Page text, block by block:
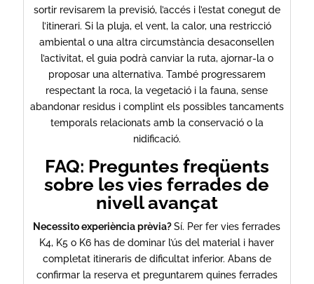
sortir revisarem la previsió, l’accés i l’estat conegut de
l’itinerari. Si la pluja, el vent, la calor, una restricció
ambiental o una altra circumstància desaconsellen
l’activitat, el guia podrà canviar la ruta, ajornar-la o
proposar una alternativa. També progressarem
respectant la roca, la vegetació i la fauna, sense
abandonar residus i complint els possibles tancaments
temporals relacionats amb la conservació o la
nidificació.
FAQ: Preguntes freqüents
sobre les vies ferrades de
nivell avançat
Necessito experiència prèvia?Sí. Per fer vies ferrades
K4, K5 o K6 has de dominar l’ús del material i haver
completat itineraris de dificultat inferior. Abans de
confirmar la reserva et preguntarem quines ferrades